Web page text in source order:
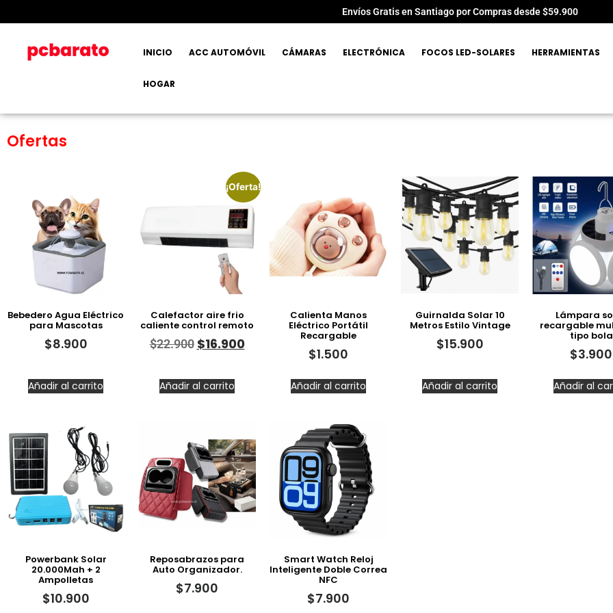
Envíos Gratis en Santiago por Compras desde $59.900
INICIO ACC AUTOMÓVIL CÁMARAS ELECTRÓNICA FOCOS LED-SOLARES HERRAMIENTAS
HOGAR
Ofertas
Bebedero Agua Eléctrico
para Mascotas
$8.900
Añadir al carrito
¡Oferta!
Calefactor aire frio
caliente control remoto
$22.900 $16.900
Añadir al carrito
Calienta Manos
Eléctrico Portátil
Recargable
$1.500
Añadir al carrito
Guirnalda Solar 10
Metros Estilo Vintage
$15.900
Añadir al carrito
Lámpara
recargable
tipo bola
$3.900
Añadir al
Powerbank Solar
20.000Mah + 2
Ampolletas
$10.900
Reposabrazos para
Auto Organizador.
$7.900
Smart Watch Reloj
Inteligente Doble Correa
NFC
$7.900